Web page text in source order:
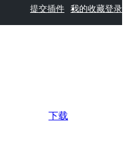
提交插件 我的收藏登录
下载